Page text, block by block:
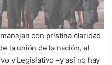
con prístina claridad
la unión de la nación, el
y Legislativo –y así no hay